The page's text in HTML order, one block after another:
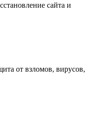
сайта и
от взломов, вирусов,